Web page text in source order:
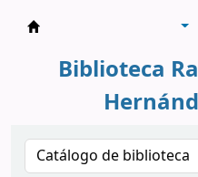
Biblioteca